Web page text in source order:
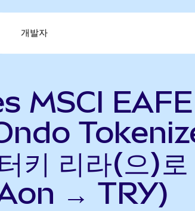
개발자
MSCI EAFE
키 리라(으)로
→ TRY)